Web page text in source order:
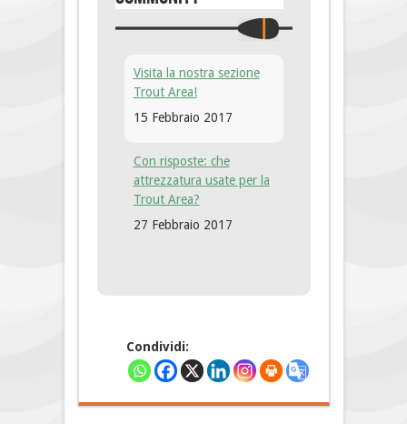
Visita la nostra sezione
Trout Area!
15 Febbraio 2017
Con risposte: che
attrezzatura usate per la
Trout Area?
27 Febbraio 2017
Condividi: